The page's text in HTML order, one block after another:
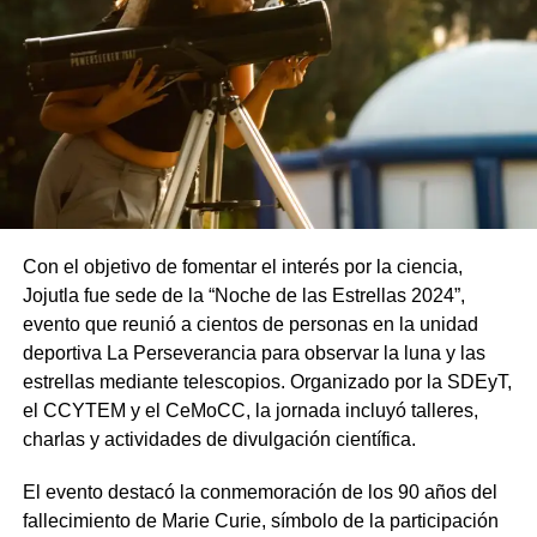
Con el objetivo de fomentar el interés por la ciencia,
Jojutla fue sede de la “Noche de las Estrellas 2024”,
evento que reunió a cientos de personas en la unidad
deportiva La Perseverancia para observar la luna y las
estrellas mediante telescopios. Organizado por la SDEyT,
el CCYTEM y el CeMoCC, la jornada incluyó talleres,
charlas y actividades de divulgación científica.
El evento destacó la conmemoración de los 90 años del
fallecimiento de Marie Curie, símbolo de la participación